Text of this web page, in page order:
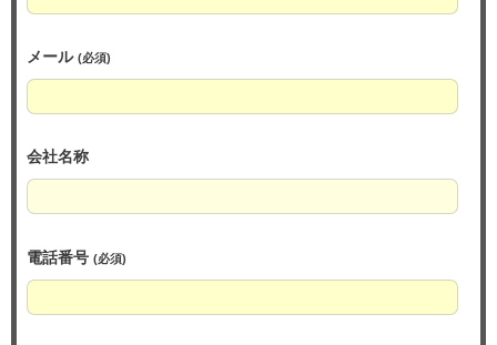
メール (必須)
会社名称
電話番号 (必須)